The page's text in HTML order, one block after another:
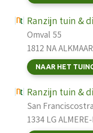
Ranzijn tuin &
Omval 55
1812 NA ALKMAAR
NAAR HET
Ranzijn tuin &
San
1334 LG